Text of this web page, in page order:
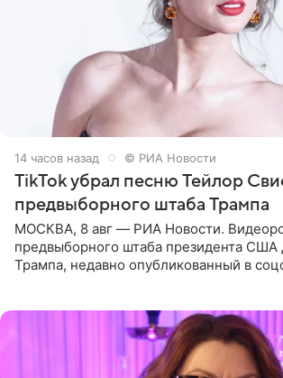
14 часов назад © РИА Новости
TikTok убрал песню Тейлор
предвыборного штаба Трампа
МОСКВА, 8 авг — РИА Новости.
предвыборного штаба президента США
Трампа, недавно опубликованный в